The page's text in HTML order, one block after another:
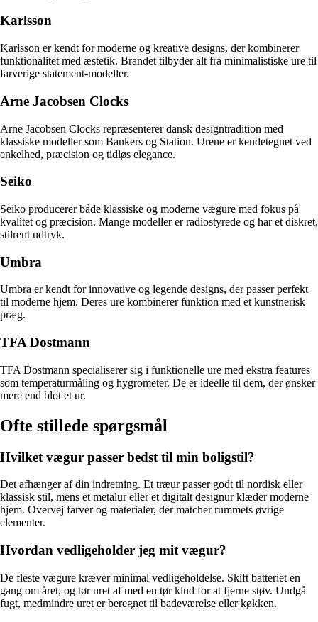
Karlsson
Karlsson er kendt for moderne og kreative designs, der kombinerer
funktionalitet med æstetik. Brandet tilbyder alt fra minimalistiske ure til
farverige statement-modeller.
Arne Jacobsen Clocks
Arne Jacobsen Clocks repræsenterer dansk designtradition med
klassiske modeller som Bankers og Station. Urene er kendetegnet ved
enkelhed, præcision og tidløs elegance.
Seiko
Seiko producerer både klassiske og moderne vægure med fokus på
kvalitet og præcision. Mange modeller er radiostyrede og har et diskret,
stilrent udtryk.
Umbra
Umbra er kendt for innovative og legende designs, der passer perfekt
til moderne hjem. Deres ure kombinerer funktion med et kunstnerisk
præg.
TFA Dostmann
TFA Dostmann specialiserer sig i funktionelle ure med ekstra features
som temperaturmåling og hygrometer. De er ideelle til dem, der ønsker
mere end blot et ur.
Ofte stillede spørgsmål
Hvilket vægur passer bedst til min boligstil?
Det afhænger af din indretning. Et træur passer godt til nordisk eller
klassisk stil, mens et metalur eller et digitalt designur klæder moderne
hjem. Overvej farver og materialer, der matcher rummets øvrige
elementer.
Hvordan vedligeholder jeg mit vægur?
De fleste vægure kræver minimal vedligeholdelse. Skift batteriet en
gang om året, og tør uret af med en tør klud for at fjerne støv. Undgå
fugt, medmindre uret er beregnet til badeværelse eller køkken.